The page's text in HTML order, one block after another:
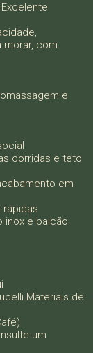
morar, com
e
corridas e teto
em
rápidas
inox e balcão
Materiais de
um